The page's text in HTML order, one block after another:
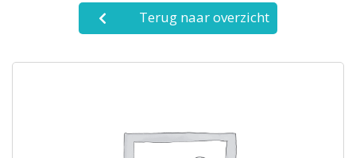
Terug naar overzicht